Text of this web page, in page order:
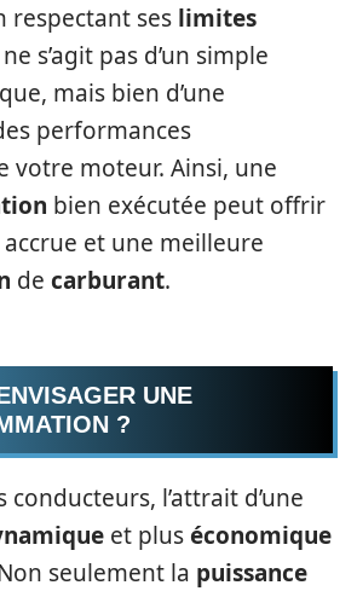
ses limites
s’agit pas d’un simple
mais bien d’une
performances
votre moteur. Ainsi, une
bien exécutée peut offrir
accrue et une meilleure
de carburant.
UNE
?
conducteurs, l’attrait d’une
et pluséconomique
seulement la puissance